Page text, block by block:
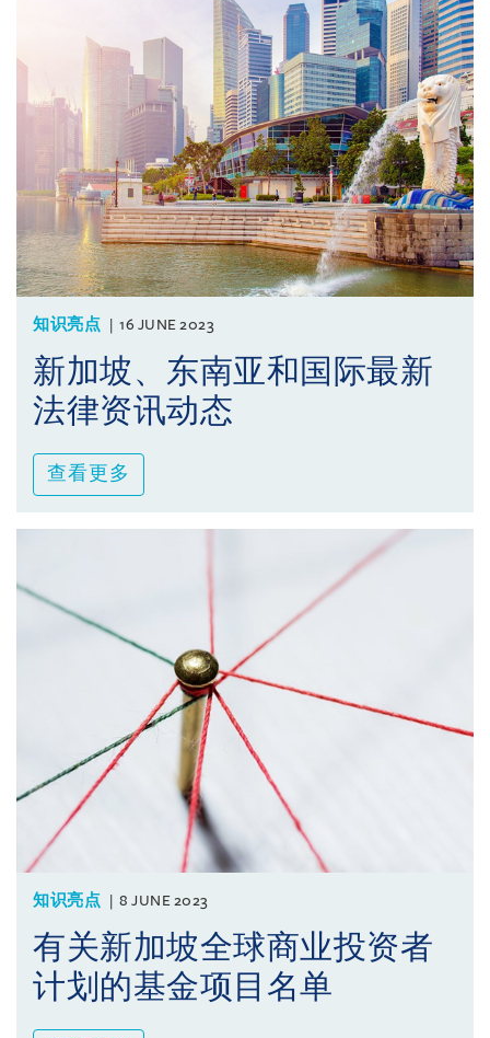
知识亮点 16 JUNE 2023
新加坡、东南亚和国际最新
法律资讯动态
查看更多
知识亮点 8 JUNE 2023
有关新加坡全球商业投资者
计划的基金项目名单